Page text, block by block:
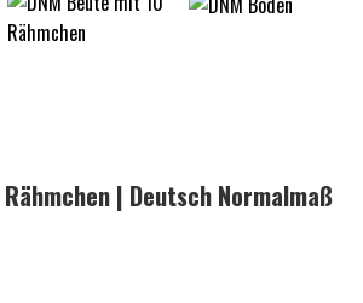
| Deutsch Normalmaß